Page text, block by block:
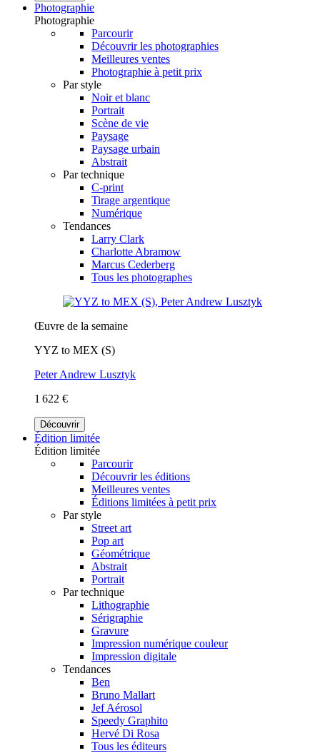
Photographie
Photographie
Parcourir
Découvrir les photographies
Meilleures ventes
Photographie à petit prix
Par style
Noir et blanc
Portrait
Scène de vie
Paysage
Paysage urbain
Abstrait
Par technique
C-print
Tirage argentique
Numérique
Tendances
Larry Clark
Charlotte Abramow
Marcus Cederberg
Tous les photographes
Œuvre de la semaine
YYZ to MEX (S)
Peter Andrew Lusztyk
1 622 €
Découvrir
Édition limitée
Édition limitée
Parcourir
Découvrir les éditions
Meilleures ventes
Éditions limitées à petit prix
Par style
Street art
Pop art
Géométrique
Abstrait
Portrait
Par technique
Lithographie
Sérigraphie
Gravure
Impression numérique couleur
Impression digitale
Tendances
Ben
Bruno Mallart
Jef Aérosol
Speedy Graphito
Hervé Di Rosa
Tous les éditeurs